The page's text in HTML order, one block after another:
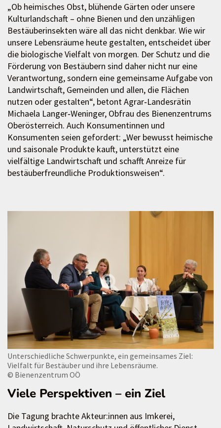
„Ob heimisches Obst, blühende Gärten oder unsere
Kulturlandschaft – ohne Bienen und den unzähligen
Bestäuberinsekten wäre all das nicht denkbar. Wie wir
unsere Lebensräume heute gestalten, entscheidet über
die biologische Vielfalt von morgen. Der Schutz und die
Förderung von Bestäubern sind daher nicht nur eine
Verantwortung, sondern eine gemeinsame Aufgabe von
Landwirtschaft, Gemeinden und allen, die Flächen
nutzen oder gestalten“, betont Agrar‑Landesrätin
Michaela Langer‑Weninger, Obfrau des Bienenzentrums
Oberösterreich. Auch Konsumentinnen und
Konsumenten seien gefordert: „Wer bewusst heimische
und saisonale Produkte kauft, unterstützt eine
vielfältige Landwirtschaft und schafft Anreize für
bestäuberfreundliche Produktionsweisen“.
Unterschiedliche Schwerpunkte, ein gemeinsames Ziel:
Vielfalt für Bestäuber und ihre Lebensräume.
© Bienenzentrum OÖ
Viele Perspektiven – ein Ziel
Die Tagung brachte Akteur:innen aus Imkerei,